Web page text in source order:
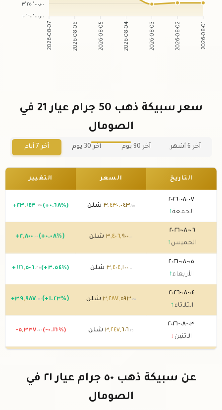
٣٬٢٥٠٬٠٠٠٫٠٠
٣٬٢٠٠٬٠٠٠٫٠٠
2026-08-07 2026-08-06 2026-08-05 2026-08-04 2026-08-03 2026-08-02 2026-08-01
سعر سبيكة ذهب 50 جرام عيار 21 في
الصومال
آخر 6 أشهر آخر 90 يوم آخر 30 يوم آخر 7 أيام
التاريخ السعر التغيير
٠٧-٠٨-٢٠٢٦
الجمعة↑
٣, ٤٣٠,٠٤٣.٧٥ شلن + ٢٣,١٤٣ .٧٥ (+٠.٦٨%)
٠٦-٠٨-٢٠٢٦
الخميس ↑
٣,٤٠٦,٩٠٠ شلن +٢,٨٠٠ .٠٠ (+٠.٠٨%)
٠٥-٠٨-٢٠٢٦
الأربعاء↑
٣, ٤٠٤,١٠٠ .٠٠ شلن + ١١٦ ,٥٠٦ .٢٥ (+٣.٥٤%)
٠٤-٠٨-٢٠٢٦
الثلاثاء ↑
٣,٢٨٧, ٥٩٣ .٧٥ شلن +٣٩,٩٨٧ .٥٠ (+١.٢٣%)
٠٣-٠٨-٢٠٢٦
الاثنين ↓
٣,٢٤٧,٦٠٦ .٢٥ شلن -٥,٣٣٧ .٥٠ (-٠.١٦%)
٣ ,٢٥٢ ,٩٤٣ .٧٥ شلن
عن سبيكة ذهب ٥٠ جرام عيار ٢١ في
الصومال